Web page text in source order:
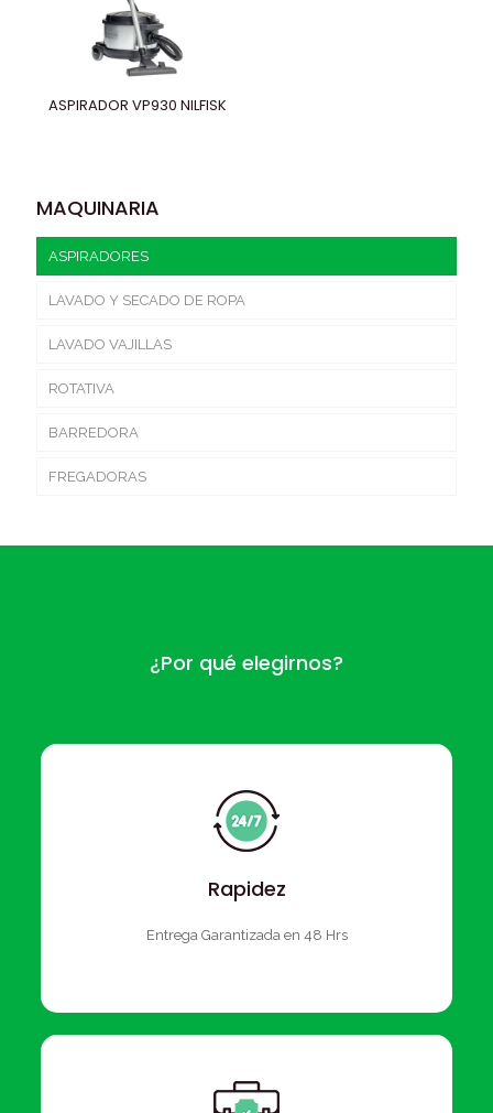
ASPIRADOR VP930 NILFISK
MAQUINARIA
ASPIRADORES
LAVADO Y SECADO DE ROPA
LAVADO VAJILLAS
ROTATIVA
BARREDORA
FREGADORAS
¿Por qué elegirnos?
Rapidez
Entrega Garantizada en 48 Hrs